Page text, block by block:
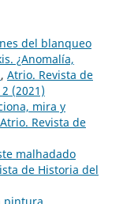
del blanqueo
¿Anomalía,
, Atrio. Revista de
(2021)
mira y
Atrio. Revista de
malhadado
de Historia del